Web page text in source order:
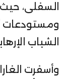
السفلى،
ومستودعات
الشباب